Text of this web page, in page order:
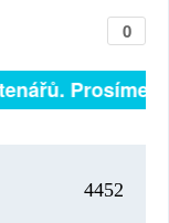
0
Prosíme,
4452